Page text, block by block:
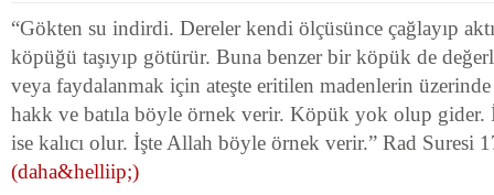
“Gökten su indirdi. Dereler kendi ölçüsünce çağlayıp
köpüğü taşıyıp götürür. Buna benzer bir köpük de
veya faydalanmak için ateşte eritilen madenlerin
hakk ve batıla böyle örnek verir. Köpük yok olup gider.
ise kalıcı olur. İşte Allah böyle örnek verir.” Rad Suresi
(daha&helliip;)